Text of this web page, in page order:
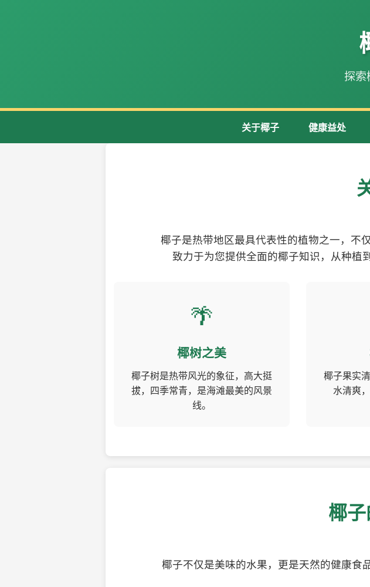
探
关于椰子 健康益处
椰子是热带地区最具代表性的植物之一，不
致力于为您提供全面的椰子知识，从种植
🌴
椰树之美
椰子树是热带风光的象征，高大挺
拔，四季常青，是海滩最美的风景
线。
椰子果实
水清爽
椰
椰子不仅是美味的水果，更是天然的健康食